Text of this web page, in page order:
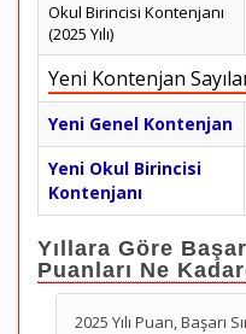
Okul Birincisi Kontenjanı
(2025 Yılı)
Yeni Kontenjan
Yeni Genel Kontenjan
Yeni Okul Birincisi
Kontenjanı
Yıllara Göre
Puanları Ne
2025 Yılı Puan, Başarı